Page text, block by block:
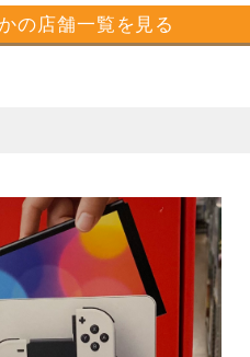
の店舗一覧を見る